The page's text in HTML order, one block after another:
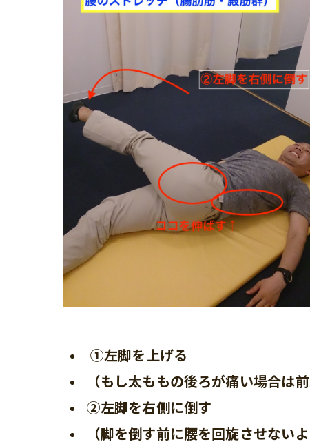
①左脚を上げる
（もし太ももの後ろが痛い場合は
②左脚を右側に倒す
（脚を倒す前に腰を回旋させない